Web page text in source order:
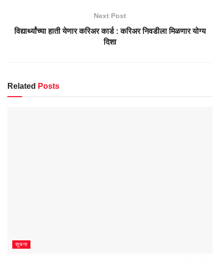
Next Post
विद्यार्थ्यांच्या हाती येणार करिअर कार्ड : करिअर निवडीला मिळणार योग्य
दिशा
Related Posts
सूचना